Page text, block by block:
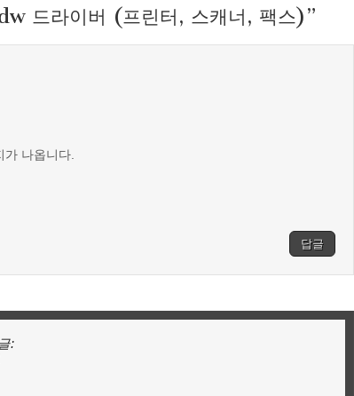
드라이버 (프린터, 스캐너, 팩스)”
가 나옵니다.
답글
: